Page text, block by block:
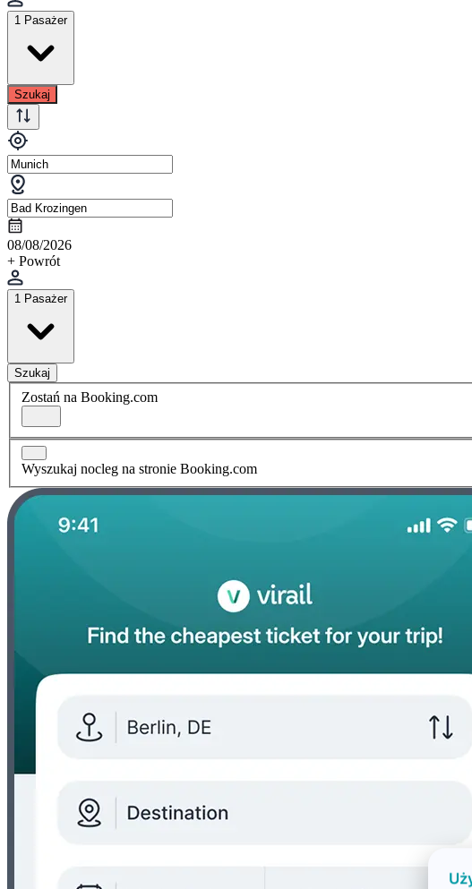
1 Pasażer
Szukaj
08/08/2026
+ Powrót
1 Pasażer
Szukaj
Zostań na Booking.com
Wyszukaj nocleg na stronie Booking.com